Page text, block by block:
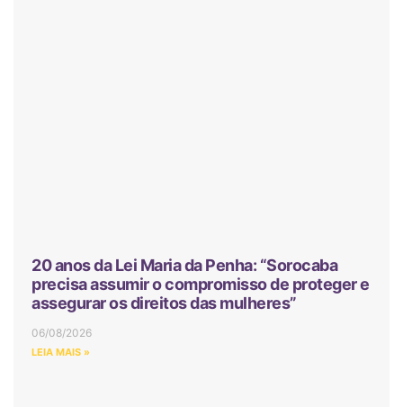
20 anos da Lei Maria da Penha: “Sorocaba
precisa assumir o compromisso de proteger e
assegurar os direitos das mulheres”
06/08/2026
LEIA MAIS »